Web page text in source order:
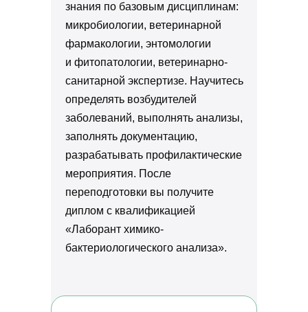
знания по базовым дисциплинам:
микробиологии, ветеринарной
фармакологии, энтомологии
и фитопатологии, ветеринарно-
санитарной экспертизе. Научитесь
определять возбудителей
заболеваний, выполнять анализы,
заполнять документацию,
разрабатывать профилактические
мероприятия. После
переподготовки вы получите
диплом с квалификацией
«Лаборант химико-
бактериологического анализа».